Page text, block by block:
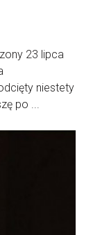
23 lipca
niestety
po ...